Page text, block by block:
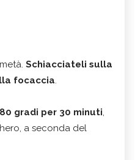
Schiacciateli sulla
focaccia.
gradi per 30 minuti,
a seconda del